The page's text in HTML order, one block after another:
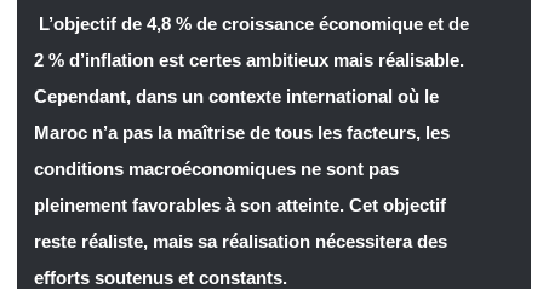
L’objectif de 4,8 % de croissance économique et de
2 % d’inflation est certes ambitieux mais réalisable.
Cependant, dans un contexte international où le
Maroc n’a pas la maîtrise de tous les facteurs, les
conditions macroéconomiques ne sont pas
pleinement favorables à son atteinte. Cet objectif
reste réaliste, mais sa réalisation nécessitera des
efforts soutenus et constants.